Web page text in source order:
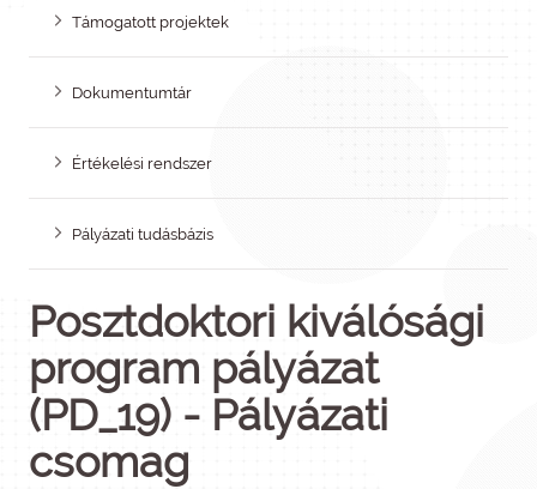
Támogatott projektek
Dokumentumtár
Értékelési rendszer
Pályázati tudásbázis
Posztdoktori kiválósági
program pályázat
(PD_19) - Pályázati
csomag